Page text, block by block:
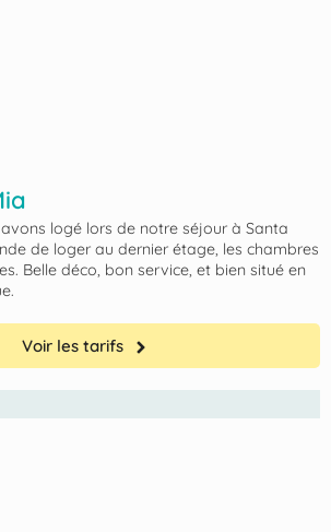
avons logé lors de notre séjour à Santa
de loger au dernier étage, les chambres
Belle déco, bon service, et bien situé en
Voir les tarifs